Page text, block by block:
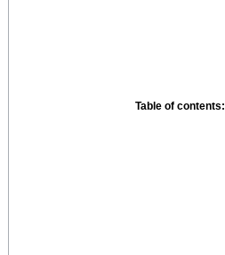
Table of contents: